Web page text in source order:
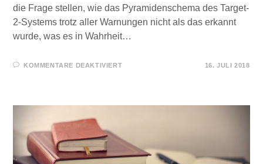
die Frage stellen, wie das Pyramidenschema des Target-
2-Systems trotz aller Warnungen nicht als das erkannt
wurde, was es in Wahrheit…
KOMMENTARE DEAKTIVIERTFÜR
NEUES
MILLION
EURO
SCHULDEN
16. JULI 2018